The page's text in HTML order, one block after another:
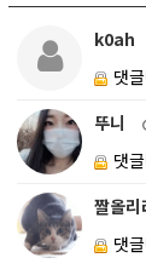
k0ah
댓
뚜니
댓
짤올리
댓